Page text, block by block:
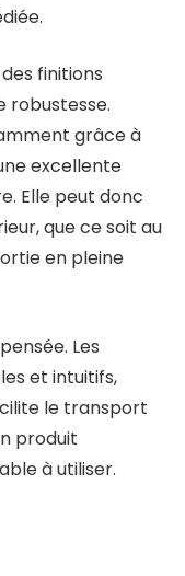
finitions
robustesse.
grâce à
excellente
Elle peut donc
que ce soit au
en pleine
Les
et intuitifs,
le transport
produit
à utiliser.